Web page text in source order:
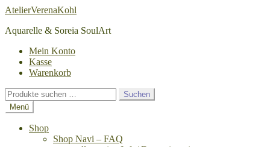
Zur
springen
Zum
springen
AtelierVerenaKohl
Aquarelle & Soreia SoulArt
Mein Konto
Kasse
Warenkorb
Suchen
nach:
Suchen
Menü
Shop
Shop Navi – FAQ